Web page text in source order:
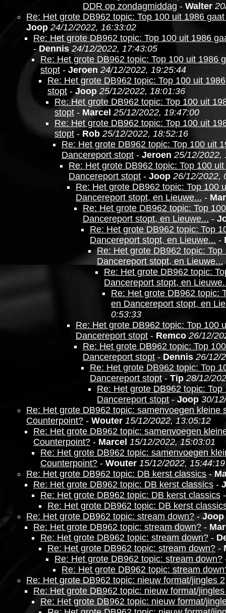
DDR op zondagmiddag - Walter
Re: Het grote DB962 topic: Top 100 uit 1986
Joop 24/12/2022, 16:33:02
Re: Het grote DB962 topic: Top 100 uit 1986
- Dennis 24/12/2022, 17:43:05
Re: Het grote DB962 topic: Top 100 uit 1986
stopt - Jeroen 24/12/2022, 19:25:44
Re: Het grote DB962 topic: Top 100 uit
stopt -Joop 25/12/2022, 18:01:36
Re: Het grote DB962 topic: Top 100 uit
stopt - Marcel 25/12/2022, 19:47:00
Re: Het grote DB962 topic: Top 100 uit
stopt - Rob 25/12/2022, 18:52:16
Re: Het grote DB962 topic: Top 100 uit
Dancereport stopt - Jeroen 25/12/2022,
Re: Het grote DB962 topic: Top 100
Dancereport stopt - Joop 26/12/2022,
Re: Het grote DB962 topic: Top 100
Dancereport stopt, en Lieuwe... -
Re: Het grote DB962 topic: Top
Dancereport stopt, en Lieuwe... -
Re: Het grote DB962 topic: Top
Dancereport stopt, en Lieuwe... -
Re: Het grote DB962 topic:
Dancereport stopt, en Lieuwe...
Re: Het grote DB962 topic:
Dancereport stopt, en
Re: Het grote DB962 topic:
en Dancereport stopt, en
0:53:33
Re: Het grote DB962 topic: Top 100
Dancereport stopt - Remco 26/12/
Re: Het grote DB962 topic: Top
Dancereport stopt - Dennis 26/12/
Re: Het grote DB962 topic: Top
Dancereport stopt - Tip 28/12/
Re: Het grote DB962 topic:
Dancereport stopt - Joop 30/
Re: Het grote DB962 topic: samenvoegen kleine
Counterpoint? - Wouter 15/12/2022, 13:05:12
Re: Het grote DB962 topic: samenvoegen
Counterpoint? - Marcel 15/12/2022, 15:03:01
Re: Het grote DB962 topic: samenvoegen
Counterpoint? - Wouter 15/12/2022, 15:44:19
Re: Het grote DB962 topic: DB kerst classics -
Re: Het grote DB962 topic: DB kerst classics -
Re: Het grote DB962 topic: DB kerst classics
Re: Het grote DB962 topic: DB kerst
Re: Het grote DB962 topic: stream down?- Joop
Re: Het grote DB962 topic: stream down? -
Re: Het grote DB962 topic: stream down? -
Re: Het grote DB962 topic: stream down? -
Re: Het grote DB962 topic: stream down?
Re: Het grote DB962 topic: stream
Re: Het grote DB962 topic: nieuw format/jingles 2
Re: Het grote DB962 topic: nieuw format/
Re: Het grote DB962 topic: nieuw format/